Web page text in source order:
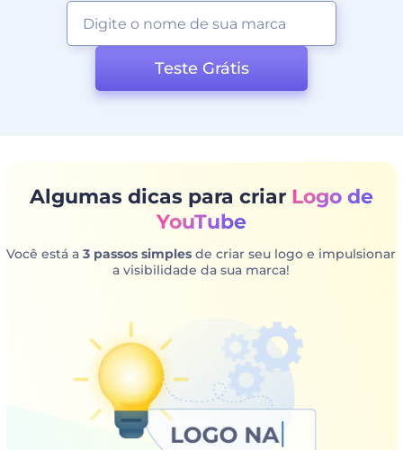
Teste Grátis
Algumas dicas para criar Logo de
YouTube
Você está a3 passos simples de criar seu logo e impulsionar
a visibilidade da sua marca!